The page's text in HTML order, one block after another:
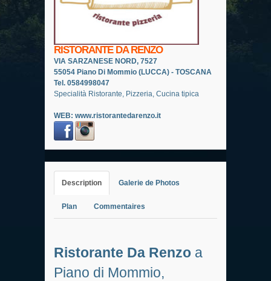
RISTORANTE DA RENZO
VIA SARZANESE NORD, 7527
55054 Piano Di Mommio (LUCCA) - TOSCANA
Tel. 0584998047
Specialità Ristorante, Pizzeria, Cucina tipica
WEB: www.ristorantedarenzo.it
Description Galerie de Photos
Plan Commentaires
Ristorante Da Renzo a
Piano di Mommio,